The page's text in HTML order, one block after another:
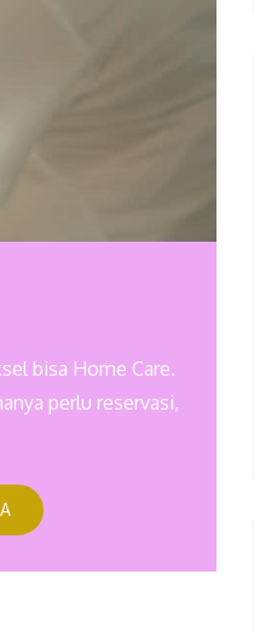
bisa Home Care.
perlu reservasi,